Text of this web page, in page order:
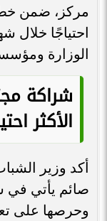
مركز، ضمن
احتياجًا خلال
الوزارة
شراكة
الأكثر
أكد وزير
صائم يأتي في
وحرصها على